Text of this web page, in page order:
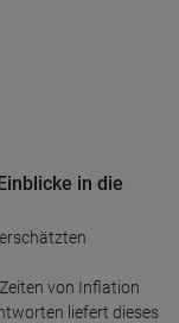
in die
von Inflation
liefert dieses